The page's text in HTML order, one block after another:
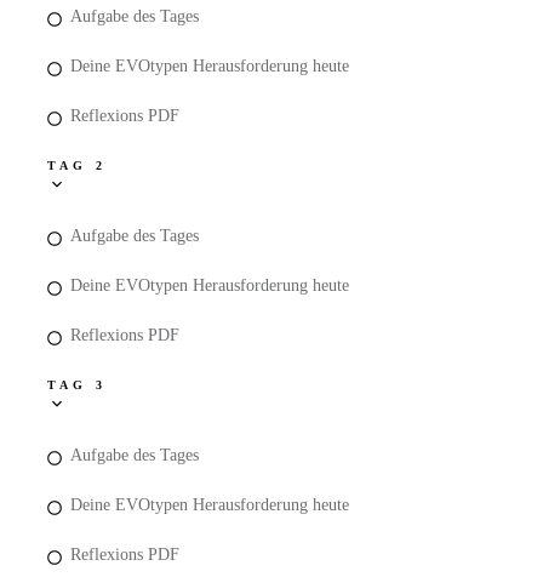
Aufgabe des Tages
Deine EVOtypen Herausforderung heute
Reflexions PDF
TAG 2
Aufgabe des Tages
Deine EVOtypen Herausforderung heute
Reflexions PDF
TAG 3
Aufgabe des Tages
Deine EVOtypen Herausforderung heute
Reflexions PDF